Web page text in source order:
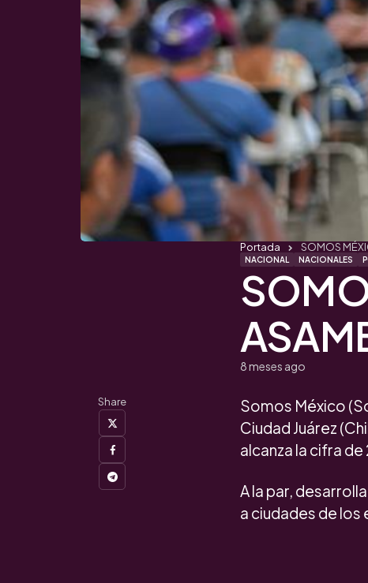
NACIONAL NACIONALES
8 meses ago
Portada SOMOS
Share
Somos México
Ciudad Juárez
alcanza la cifra
A la par,
a ciudades de